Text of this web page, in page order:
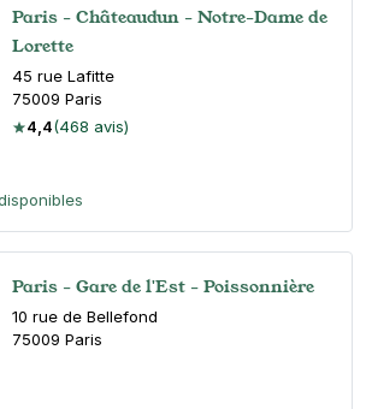
Paris - Châteaudun - Notre-Dame de
Lorette
45 rue Lafitte
75009 Paris
4,4(468 avis)
Paris - Gare de l'Est - Poissonnière
10 rue de Bellefond
75009 Paris